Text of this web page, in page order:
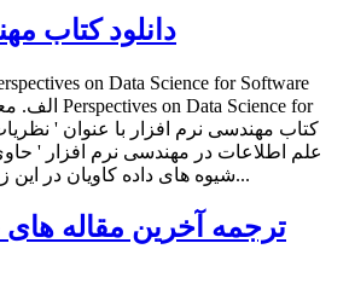
دانلود کتاب
علم اطلاعات در مهندسی نرم افزار '
شیوه های داده کاویان در این زمینه می باشد. به اذعان...
ترجمه آخرین مقاله